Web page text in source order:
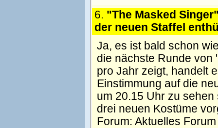
6. "The Masked
der neuen Staffel
Ja, es ist bald schon
die nächste Runde von
pro Jahr zeigt, handelt
Einstimmung auf die
um 20.15 Uhr zu
drei neuen Kostüme
Forum: Aktuelles Forum